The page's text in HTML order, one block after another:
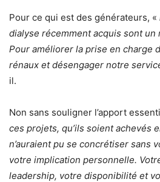
Pour ce qui est des générateurs, «
dialyse récemment acquis sont
Pour améliorer la prise en charge
rénaux et désengager notre
il.
Non sans souligner l’apport
ces projets, qu’ils soient achevés
n’auraient pu se concrétiser sans
votre implication personnelle.
leadership, votre disponibilité et